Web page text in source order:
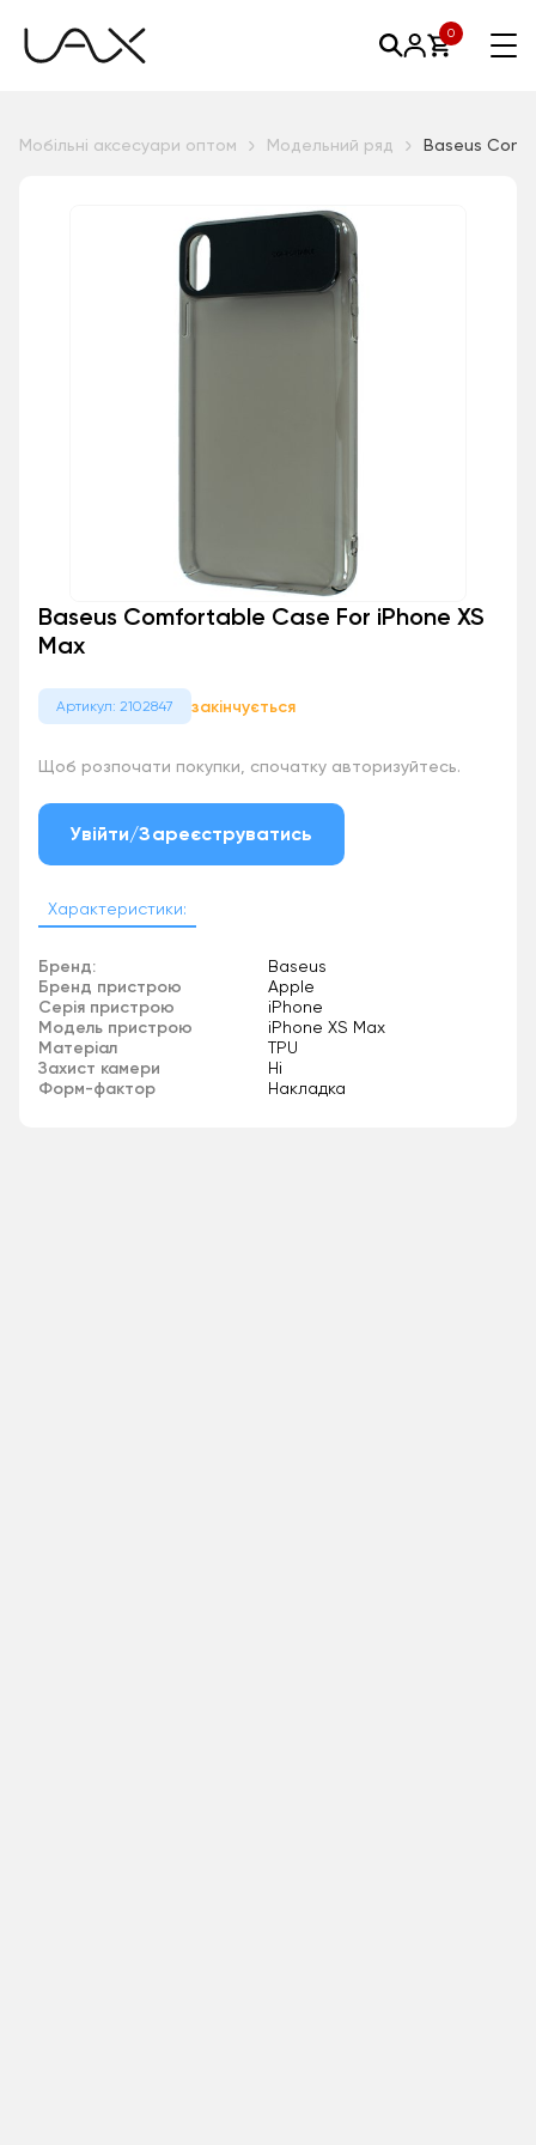
0
Мобільні аксесуари оптом Модельний ряд Baseus
Baseus Comfortable Case For iPhone XS
Max
Артикул: 2102847 закінчується
Щоб розпочати покупки, спочатку авторизуйтесь.
Увійти/Зареєструватись
Характеристики:
Бренд: Baseus
Бренд пристрою Apple
Серія пристрою iPhone
Модель пристрою iPhone XS Max
Матеріал TPU
Захист камери Ні
Форм-фактор Накладка